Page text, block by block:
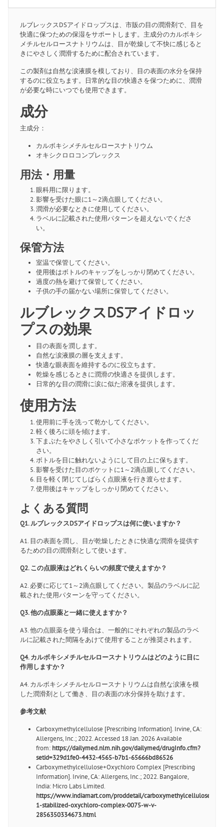
ルブレックスDSアイドロップスは、市販の目の潤滑剤で、目を
快適に保つための保湿をサポートします。主成分のカルボキシ
メチルセルロースナトリウムは、目が乾燥して不快に感じると
きにやさしく潤滑するために配合されています。
この製剤は自然な涙液膜を模しており、目の表面の水分を保持
するのに役立ちます。日常的な目の快適さを保つために、潤滑
が必要な時にいつでも使用できます。
成分
主成分：
カルボキシメチルセルロースナトリウム
オキシクロロコンプレックス
用法・用量
眼科用に限ります。
影響を受けた眼に1～2滴点眼してください。
潤滑が必要なときに使用してください。
ラベルに記載された使用パターンを超えないでくださ
い。
保管方法
室温で保管してください。
使用後はボトルのキャップをしっかり閉めてください。
過度の熱を避けて保管してください。
子供の手の届かない場所に保管してください。
ルブレックスDSアイドロッ
プスの効果
目の表面を潤します。
自然な涙液膜の層を支えます。
快適な眼表面を維持するのに役立ちます。
乾燥を感じるときに潤滑の快適さを提供します。
日常的な目の潤滑に涙に似た溶液を提供します。
使用方法
使用前に手を洗って乾かしてください。
軽く後ろに頭を傾けます。
下まぶたをやさしく引いて小さなポケットを作ってくだ
さい。
ボトルを目に触れないようにして目の上に保ちます。
影響を受けた目のポケットに1～2滴点眼してください。
目を軽く閉じてしばらく点眼液を行き渡らせます。
使用後はキャップをしっかり閉めてください。
よくある質問
Q1. ルブレックスDSアイドロップスは何に使いますか？
A1. 目の表面を潤し、目が乾燥したときに快適な潤滑を提供す
るための目の潤滑剤として使います。
Q2. この点眼液はどれくらいの頻度で使えますか？
A2. 必要に応じて1～2滴点眼してください。製品のラベルに記
載された使用パターンを守ってください。
Q3. 他の点眼薬と一緒に使えますか？
A3. 他の点眼薬を使う場合は、一般的にそれぞれの製品のラベ
ルに記載された間隔をあけて使用することが推奨されます。
Q4. カルボキシメチルセルロースナトリウムはどのように目に
作用しますか？
A4. カルボキシメチルセルロースナトリウムは自然な涙液を模
した潤滑剤として働き、目の表面の水分保持を助けます。
参考文献
Carboxymethylcellulose [Prescribing Information]. Irvine, CA:
Allergens, Inc.; 2022.Accessed 18 Jan. 2026Available
from: https://dailymed.nlm.nih.gov/dailymed/drugInfo.cfm?
setid=329d1fe0-4432-4565-b7b1-65666bd86526
Carboxymethylcellulose+Oxychloro Complex [Prescribing
Information]. Irvine, CA: Allergens, Inc.; 2022. Bangalore,
India: Micro Labs Limited.
https://www.indiamart.com/proddetail/carboxymethylcellulose-
1-stabilized-oxychloro-complex-0075-w-v-
2856350334673.html